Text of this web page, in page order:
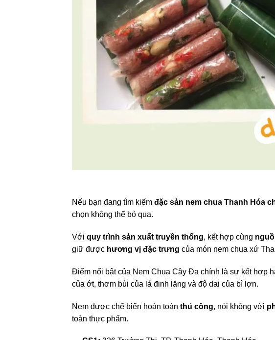
Nếu bạn đang tìm kiếm đặc sản nem chua Thanh Hóa
chọn không thể bỏ qua.
Với quy trình sản xuất truyền thống, kết hợp cùng
giữ được hương vị đặc trưng của món nem chua xứ
Điểm nổi bật của Nem Chua Cây Đa chính là sự kết hợp
của ớt, thơm bùi của lá đinh lăng và độ dai của bì lợn.
Nem được chế biến hoàn toàn thủ công, nói không với
toàn thực phẩm.